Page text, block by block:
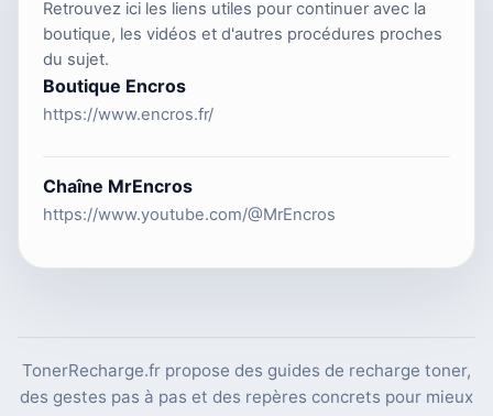
Retrouvez ici les liens utiles pour continuer avec la
boutique, les vidéos et d'autres procédures proches
du sujet.
Boutique Encros
https://www.encros.fr/
Chaîne MrEncros
https://www.youtube.com/@MrEncros
TonerRecharge.fr propose des guides de recharge toner,
des gestes pas à pas et des repères concrets pour mieux